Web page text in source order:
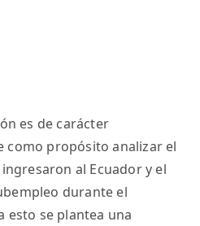
es de carácter
como propósito analizar el
al Ecuador y el
durante el
esto se plantea una